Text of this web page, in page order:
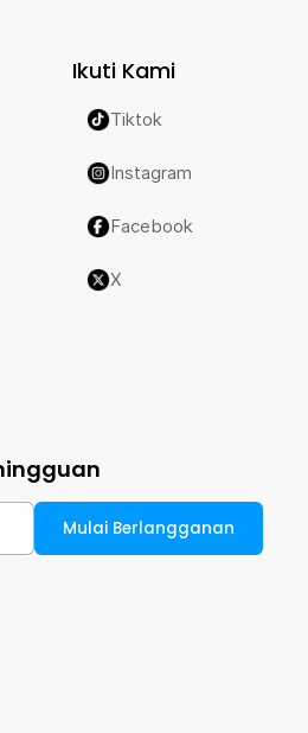
Ikuti Kami
Tiktok
Instagram
Facebook
X
Mulai Berlangganan